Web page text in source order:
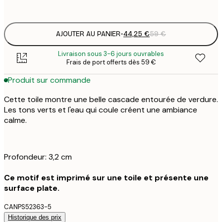
AJOUTER AU PANIER-44,25 €59 €
Livraison sous 3-6 jours ouvrables
Frais de port offerts dès 59 €
Produit sur commande
Cette toile montre une belle cascade entourée de verdure.
Les tons verts et l'eau qui coule créent une ambiance
calme.
Profondeur: 3,2 cm
Ce motif est imprimé sur une toile et présente une
surface plate.
CANPS52363-5
Historique des prix